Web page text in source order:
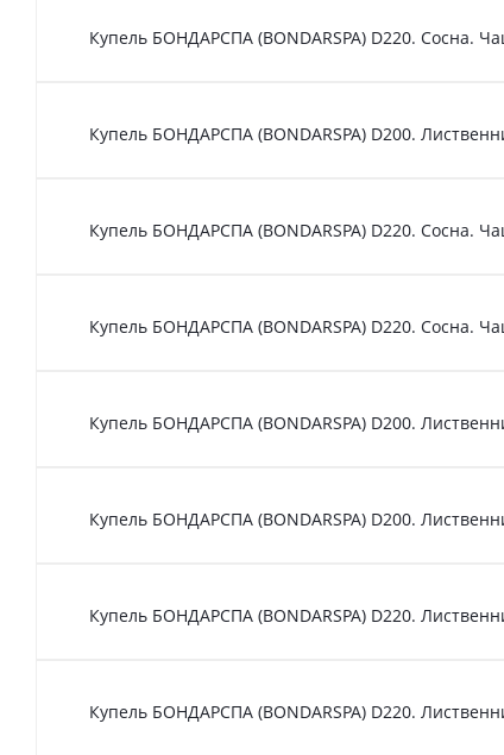
Купель БОНДАРСПА (BONDARSPA) D220. Сосна.
Купель БОНДАРСПА (BONDARSPA) D200.
Купель БОНДАРСПА (BONDARSPA) D220. Сосна.
Купель БОНДАРСПА (BONDARSPA) D220. Сосна.
Купель БОНДАРСПА (BONDARSPA) D200.
Купель БОНДАРСПА (BONDARSPA) D200.
Купель БОНДАРСПА (BONDARSPA) D220.
Купель БОНДАРСПА (BONDARSPA) D220.